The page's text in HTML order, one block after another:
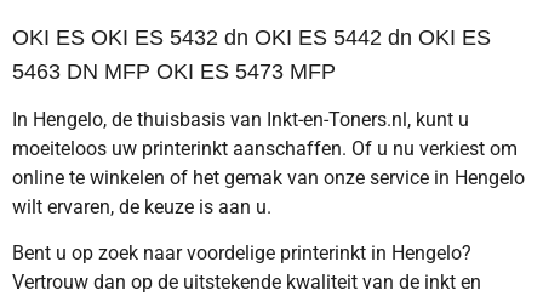
OKI ES OKI ES 5432 dn OKI ES 5442 dn OKI ES
5463 DN MFP OKI ES 5473 MFP
In Hengelo, de thuisbasis van Inkt-en-Toners.nl, kunt u
moeiteloos uw printerinkt aanschaffen. Of u nu verkiest om
online te winkelen of het gemak van onze service in Hengelo
wilt ervaren, de keuze is aan u.
Bent u op zoek naar voordelige printerinkt in Hengelo?
Vertrouw dan op de uitstekende kwaliteit van de inkt en